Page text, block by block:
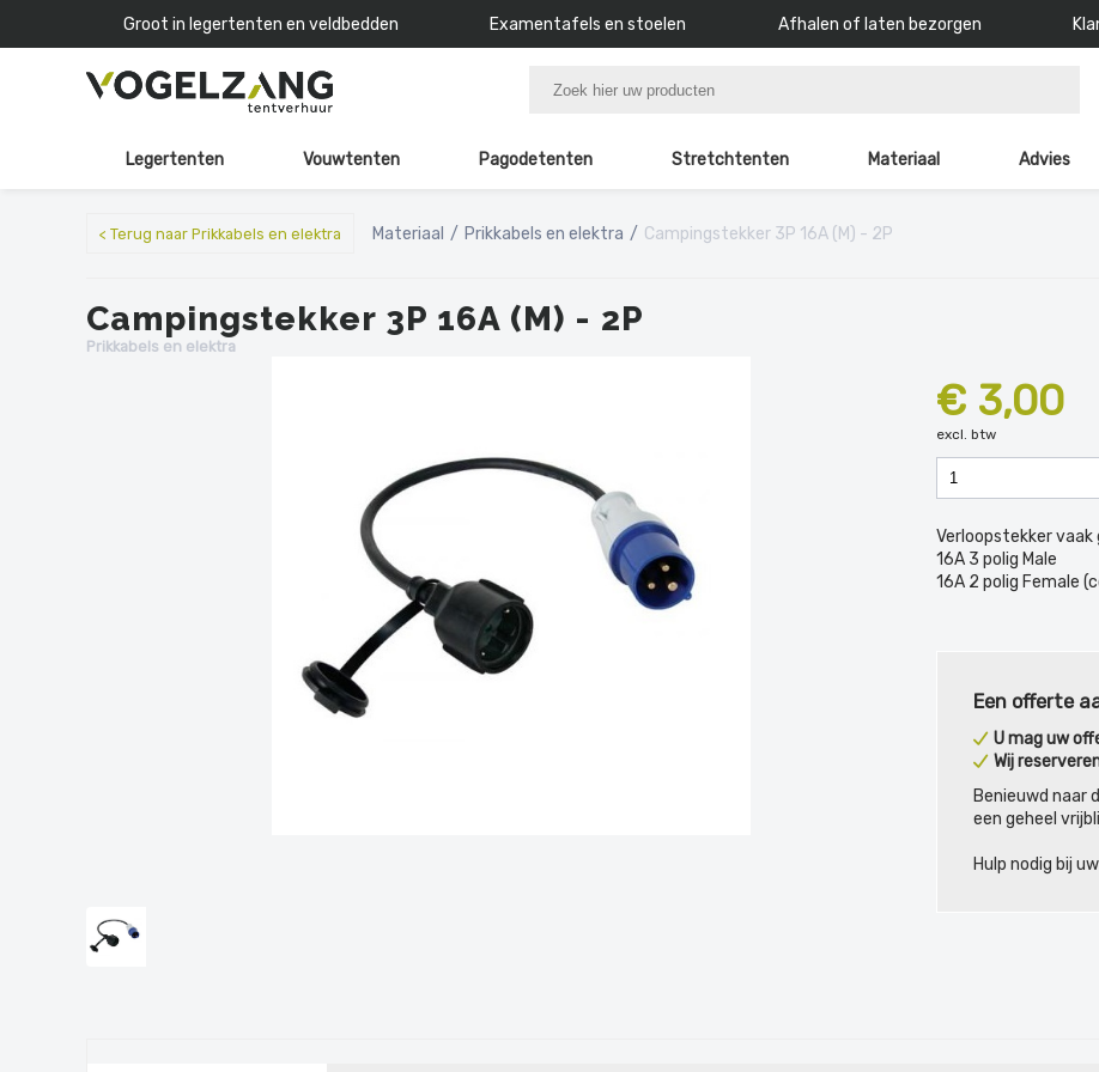
Groot in legertenten en veldbedden Examentafels en stoelen Afhalen of laten bezorgen
Legertenten Vouwtenten Pagodetenten Stretchtenten Materiaal Advies
< Terug naar Prikkabels en elektra Materiaal Prikkabels en elektra Campingstekker 3P 16A (M) - 2P
Campingstekker 3P 16A (M) - 2P
Prikkabels en elektra
€ 3,00
excl. btw
Verloopstekker vaak
16A 3 polig Male
16A 2 polig Female
Een offerte
U mag uw
Wij
Benieuwd naar
een geheel
Hulp nodig bij